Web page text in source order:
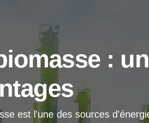
:
est l'une des sources